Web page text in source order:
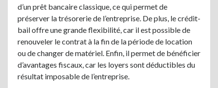
d’un prêt bancaire classique, ce qui permet de
préserver la trésorerie de l’entreprise. De plus, le crédit-
bail offre une grande flexibilité, car il est possible de
renouveler le contrat à la fin de la période de location
ou de changer de matériel. Enfin, il permet de bénéficier
d’avantages fiscaux, car les loyers sont déductibles du
résultat imposable de l’entreprise.